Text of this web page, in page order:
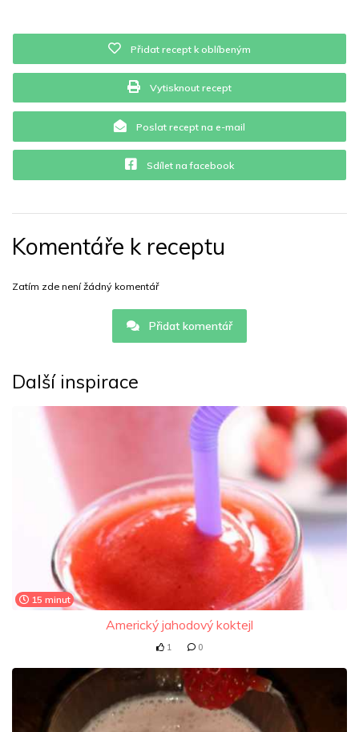
Přidat recept k oblíbeným
Vytisknout recept
Poslat recept na e-mail
Sdílet na facebook
Komentáře k receptu
Zatím zde není žádný komentář
Přidat komentář
Další inspirace
15 minut
Americký jahodový koktejl
1 0